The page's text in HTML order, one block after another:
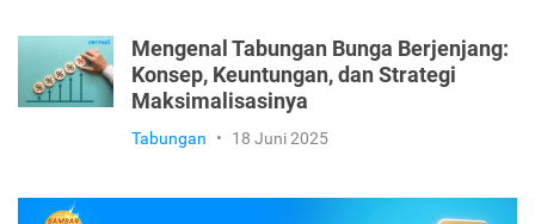
Mengenal Tabungan Bunga Berjenjang:
Konsep, Keuntungan, dan Strategi
Maksimalisasinya
Tabungan • 18 Juni 2025